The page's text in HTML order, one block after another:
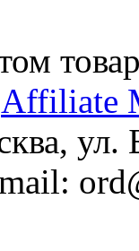
Affiliate
ул.